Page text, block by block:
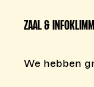
ZAAL & INFO
We hebben